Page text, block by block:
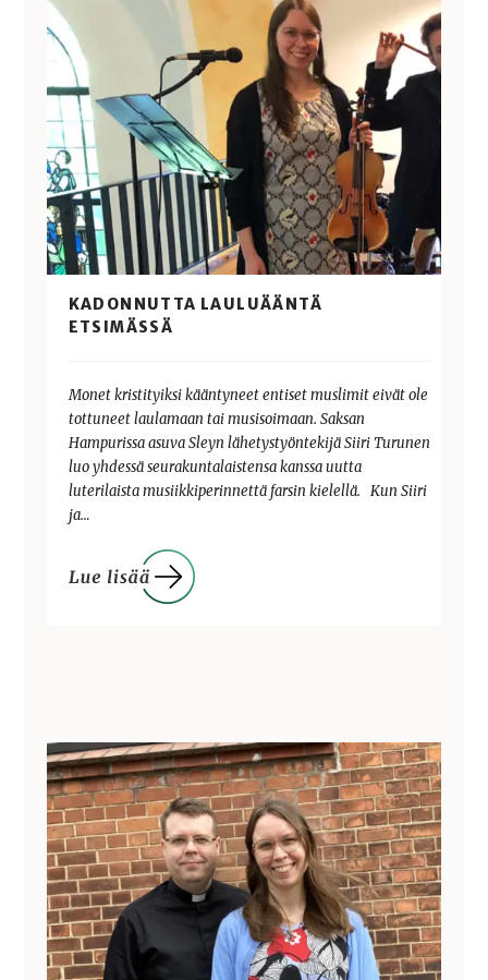
KADONNUTTA LAULUÄÄNTÄ
ETSIMÄSSÄ
Monet kristityiksi kääntyneet entiset muslimit eivät ole
tottuneet laulamaan tai musisoimaan. Saksan
Hampurissa asuva Sleyn lähetystyöntekijä Siiri Turunen
luo yhdessä seurakuntalaistensa kanssa uutta
luterilaista musiikkiperinnettä farsin kielellä. Kun Siiri
ja…